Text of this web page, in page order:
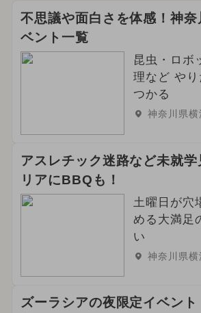
不思議や面白さを体感！神奈
ベント一覧
昆虫・ロボ
理など や
つかる
神奈川県横
アスレチック迷路など未就
リアにBBQも！
土曜日が穴
める大満足
い
神奈川県横
ズーラシアの夜限定イベン